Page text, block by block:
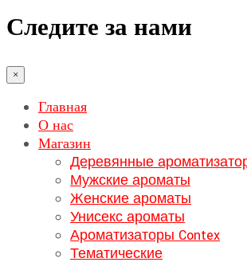
Следите за нами
×
Главная
О нас
Магазин
Деревянные
Мужские ароматы
Женские ароматы
Унисекс ароматы
Ароматизаторы Contex
Тематические